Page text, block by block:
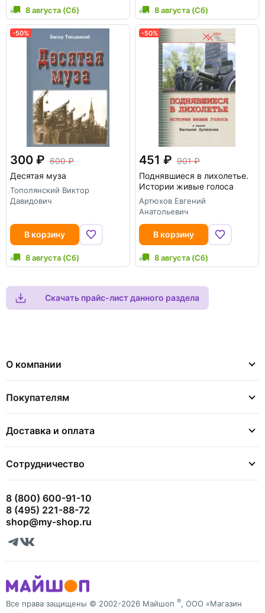
8 августа (Сб) 8 августа (Сб)
-50%
300
600
Десятая муза
Тополянский Виктор
Давидович
В корзину
8 августа (Сб)
-50%
451
901
Поднявшиеся в лихолетье.
Истории живые голоса
Артюхов Евгений
Анатольевич
В корзину
8 августа (Сб)
Скачать прайс-лист данного раздела
О компании
Покупателям
Доставка и оплата
Сотрудничество
8 (800) 600-91-10
8 (495) 221-88-72
shop@my-shop.ru
Все права защищены © 2002-2026 Майшоп ®, ООО «Магазин